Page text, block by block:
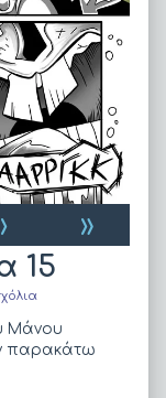
›
»
15
Lost
–
Μάνου
παρακάτω